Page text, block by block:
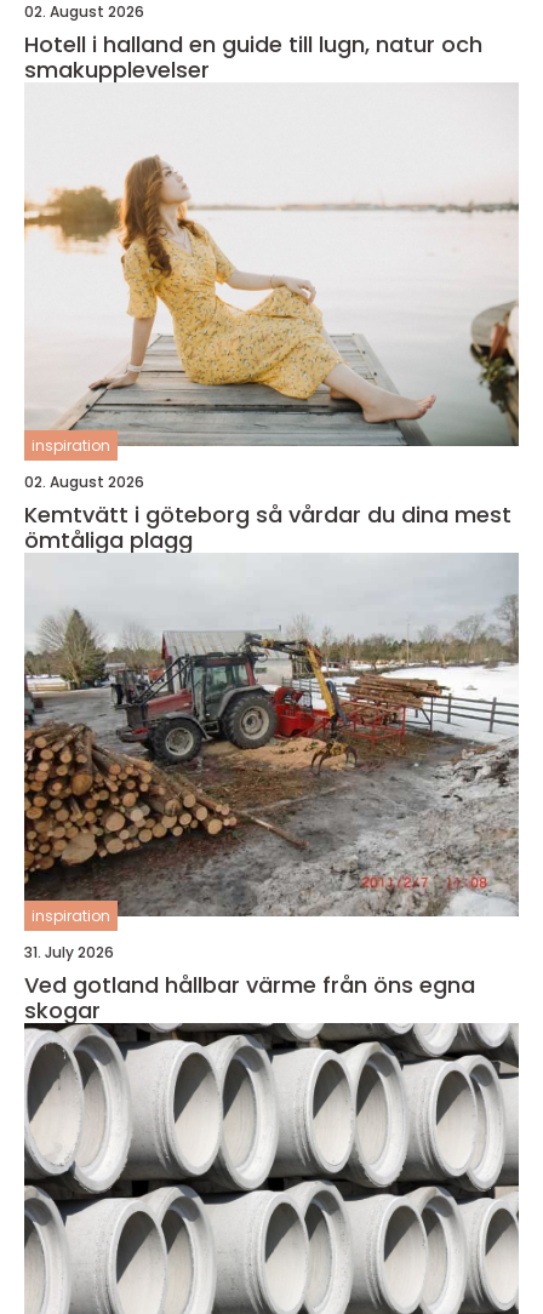
02. August 2026
Hotell i halland en guide till lugn, natur och
smakupplevelser
inspiration
02. August 2026
Kemtvätt i göteborg så vårdar du dina mest
ömtåliga plagg
inspiration
31. July 2026
Ved gotland hållbar värme från öns egna
skogar